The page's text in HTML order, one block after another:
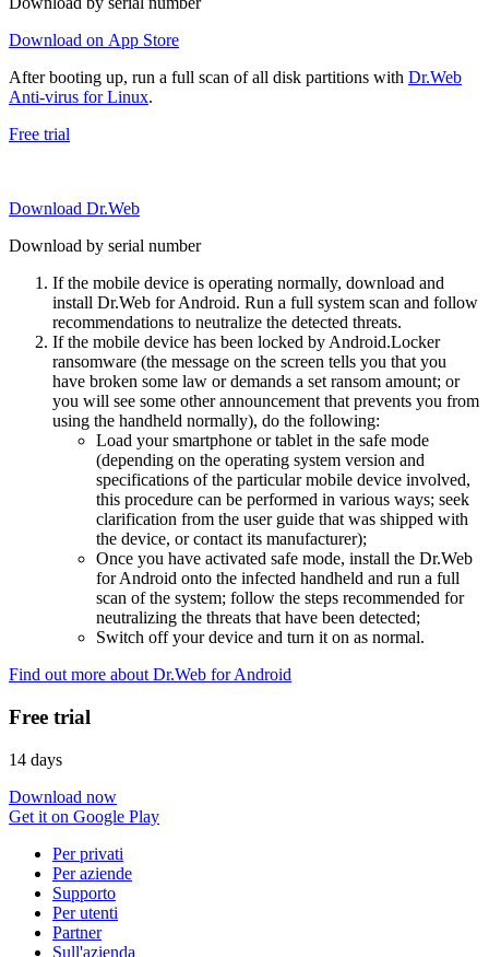
Download on App Store
After booting up, run a full scan of all disk partitions with Dr.Web
Anti-virus for Linux.
Free trial
Download Dr.Web
Download by serial number
If the mobile device is operating normally, download and
install Dr.Web for Android. Run a full system scan and follow
recommendations to neutralize the detected threats.
If the mobile device has been locked by Android.Locker
ransomware (the message on the screen tells you that you
have broken some law or demands a set ransom amount; or
you will see some other announcement that prevents you from
using the handheld normally), do the following:
Load your smartphone or tablet in the safe mode
(depending on the operating system version and
specifications of the particular mobile device involved,
this procedure can be performed in various ways; seek
clarification from the user guide that was shipped with
the device, or contact its manufacturer);
Once you have activated safe mode, install the Dr.Web
for Android onto the infected handheld and run a full
scan of the system; follow the steps recommended for
neutralizing the threats that have been detected;
Switch off your device and turn it on as normal.
Find out more about Dr.Web for Android
Free trial
14 days
Download now
Get it on Google Play
Per privati
Per aziende
Supporto
Per utenti
Partner
Sull'azienda